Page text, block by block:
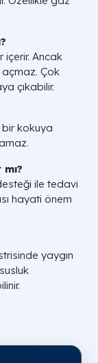
içerir. Ancak
Çok
çıkabilir.
bir kokuya
ile tedavi
hayati önem
yaygın